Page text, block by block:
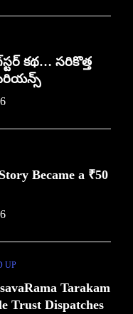
కథ… సరికొత్త
Became a ₹50
UP
Tarakam
Trust Dispatches